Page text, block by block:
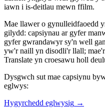
iawn i is-deitlau mewn ffilm.
Mae llawer o gynulleidfaoedd
gilydd: capsiynau ar gyfer
gyfer gwrandawyr sy'n well
yw'r naill yn disodli'r llall;
Translate yn croesawu holl
Dysgwch sut mae capsiynu
eglwys:
Hygyrchedd eglwysig →